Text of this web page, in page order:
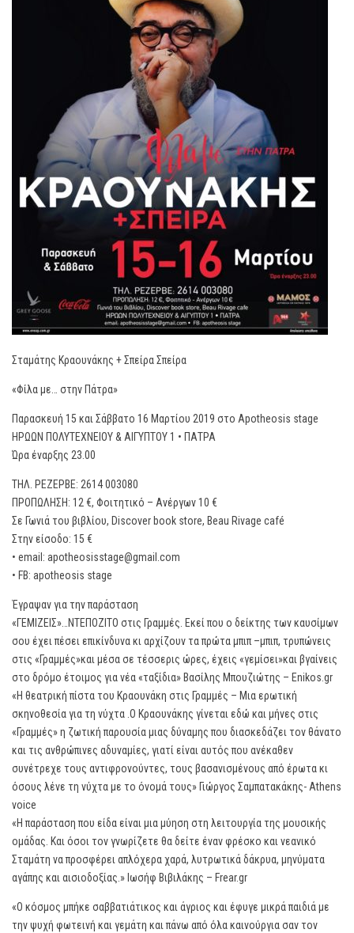
Σταμάτης Κραουνάκης + Σπείρα Σπείρα
«Φίλα με… στην Πάτρα»
Παρασκευή 15 και Σάββατο 16 Μαρτίου 2019 στο Apotheosis stage
ΗΡΩΩΝ ΠΟΛΥΤΕΧΝΕΙΟΥ & ΑΙΓΥΠΤΟΥ 1 • ΠΑΤΡΑ
Ώρα έναρξης 23.00
ΤΗΛ. ΡΕΖΕΡΒΕ: 2614 003080
ΠΡΟΠΩΛΗΣΗ: 12 €, Φοιτητικό – Ανέργων 10 €
Σε Γωνιά του βιβλίου, Discover book store, Beau Rivage café
Στην είσοδο: 15 €
• email: apotheosisstage@gmail.com
• FB: apotheosis stage
Έγραψαν για την παράσταση
«ΓΕΜΙΖΕΙΣ»…ΝΤΕΠΟΖΙΤΟ στις Γραμμές. Εκεί που ο δείκτης των καυσίμων
σου έχει πέσει επικίνδυνα κι αρχίζουν τα πρώτα μπιπ –μπιπ, τρυπώνεις
στις «Γραμμές»και μέσα σε τέσσερις ώρες, έχεις «γεμίσει»και βγαίνεις
στο δρόμο έτοιμος για νέα «ταξίδια» Βασίλης Μπουζιώτης – Enikos.gr
«Η θεατρική πίστα του Κραουνάκη στις Γραμμές – Μια ερωτική
σκηνοθεσία για τη νύχτα .Ο Κραουνάκης γίνεται εδώ και μήνες στις
«Γραμμές» η ζωτική παρουσία μιας δύναμης που διασκεδάζει τον θάνατο
και τις ανθρώπινες αδυναμίες, γιατί είναι αυτός που ανέκαθεν
συνέτρεχε τους αντιφρονούντες, τους βασανισμένους από έρωτα κι
όσους λένε τη νύχτα με το όνομά τους» Γιώργος Σαμπατακάκης- Athens
voice
«Η παράσταση που είδα είναι μια μύηση στη λειτουργία της μουσικής
ομάδας. Και όσοι τον γνωρίζετε θα δείτε έναν φρέσκο και νεανικό
Σταμάτη να προσφέρει απλόχερα χαρά, λυτρωτικά δάκρυα, μηνύματα
αγάπης και αισιοδοξίας.» Iωσήφ Βιβιλάκης – Frear.gr
«Ο κόσμος μπήκε σαββατιάτικος και άγριος και έφυγε μικρά παιδιά με
την ψυχή φωτεινή και γεμάτη και πάνω από όλα καινούργια σαν τον